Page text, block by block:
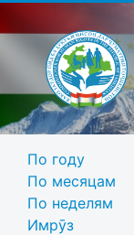
По году
По месяцам
По неделям
Имрӯз